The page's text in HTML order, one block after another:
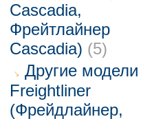
Cascadia,
Фрейтлайнер
Cascadia) (5)
Другие модели
Freightliner
(Фрейдлайнер,